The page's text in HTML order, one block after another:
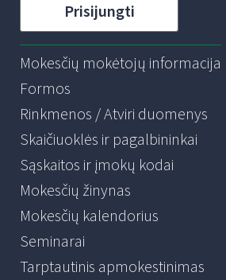
Prisijungti
Mokesčių mokėtojų informacija
Formos
Rinkmenos / Atviri duomenys
Skaičiuoklės ir pagalbininkai
Sąskaitos ir įmokų kodai
Mokesčių žinynas
Mokesčių kalendorius
Seminarai
Tarptautinis apmokestinimas